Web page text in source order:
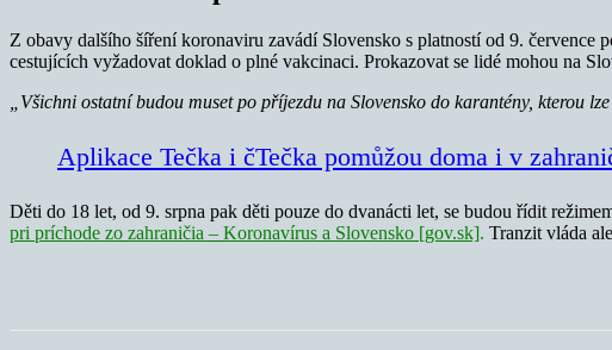
Z obavy dalšího šíření koronaviru zavádí Slovensko s platností od 9. července
cestujících vyžadovat doklad o plné vakcinaci. Prokazovat se lidé mohou na
„Všichni ostatní budou muset po příjezdu na Slovensko do karantény, kterou
Aplikace Tečka i čTečka pomůžou doma i v
Děti do 18 let, od 9. srpna pak děti pouze do dvanácti let, se budou řídit
pri príchode zo zahraničia – Koronavírus a Slovensko [gov.sk]. Tranzit vláda